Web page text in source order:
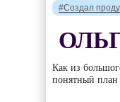
#Создал
Как из
понятный план